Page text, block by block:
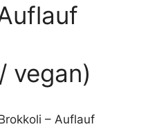
vegan)
– Auflauf